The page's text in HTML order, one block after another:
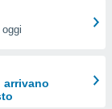
arrivano